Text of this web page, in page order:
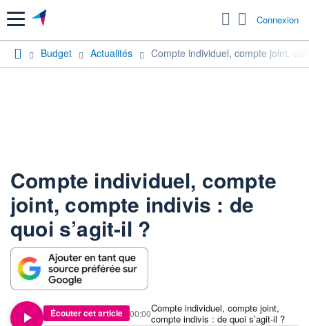
Menu Connexion
Budget Actualités Compte individuel, compte joint,
Compte individuel, compte
joint, compte indivis : de
quoi s’agit-il ?
Écouter cet article
Compte individuel, compte joint,
compte indivis : de quoi s’agit-il ?
00:00